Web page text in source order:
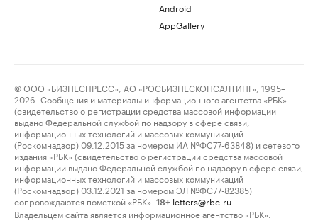
Android
AppGallery
© ООО «БИЗНЕСПРЕСС», АО «РОСБИЗНЕСКОНСАЛТИНГ», 1995–
2026. Сообщения и материалы информационного агентства «РБК»
(свидетельство о регистрации средства массовой информации
выдано Федеральной службой по надзору в сфере связи,
информационных технологий и массовых коммуникаций
(Роскомнадзор) 09.12.2015 за номером ИА №ФС77-63848) и сетевого
издания «РБК» (свидетельство о регистрации средства массовой
информации выдано Федеральной службой по надзору в сфере связи,
информационных технологий и массовых коммуникаций
(Роскомнадзор) 03.12.2021 за номером ЭЛ №ФС77-82385)
сопровождаются пометкой «РБК».
18+ letters@rbc.ru
Владельцем сайта является информационное агентство «РБК».